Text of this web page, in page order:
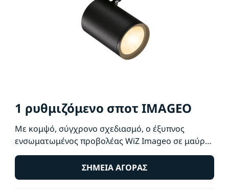
1 ρυθμιζόμενο σποτ IMAGEO
Με κομψό, σύγχρονο σχεδιασμό, ο έξυπνος
ενσωματωμένος προβολέας WiZ Imageo σε μαύρο
χρώμα προσφέρει ένα ρυθμιζόμενο σποτ και
θερμό ή ψυχρό λευκό φωτισμό για τον χώρο σας.
Χρησιμοποιήστε τον με το υπάρχον Wi-Fi για
ΣΗΜΕΊΑ ΑΓΟΡΆΣ